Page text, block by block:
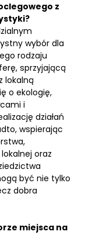
z
wybór dla
rodzaju
sprzyjającą
lokalną
o ekologię,
i
działań
wspierając
oraz
być nie tylko
dobra
miejsca na